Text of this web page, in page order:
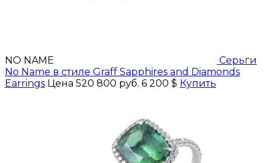
NO NAME
Серьги
No Name в стиле Graff Sapphires and Diamonds
Earrings Цена 520 800 руб. 6 200 $ Купить